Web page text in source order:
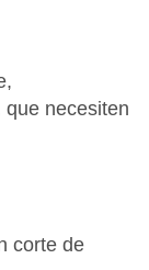
necesiten
corte de